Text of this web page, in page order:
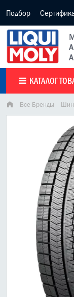
Подбор
КАТАЛОГ
Все Бренды